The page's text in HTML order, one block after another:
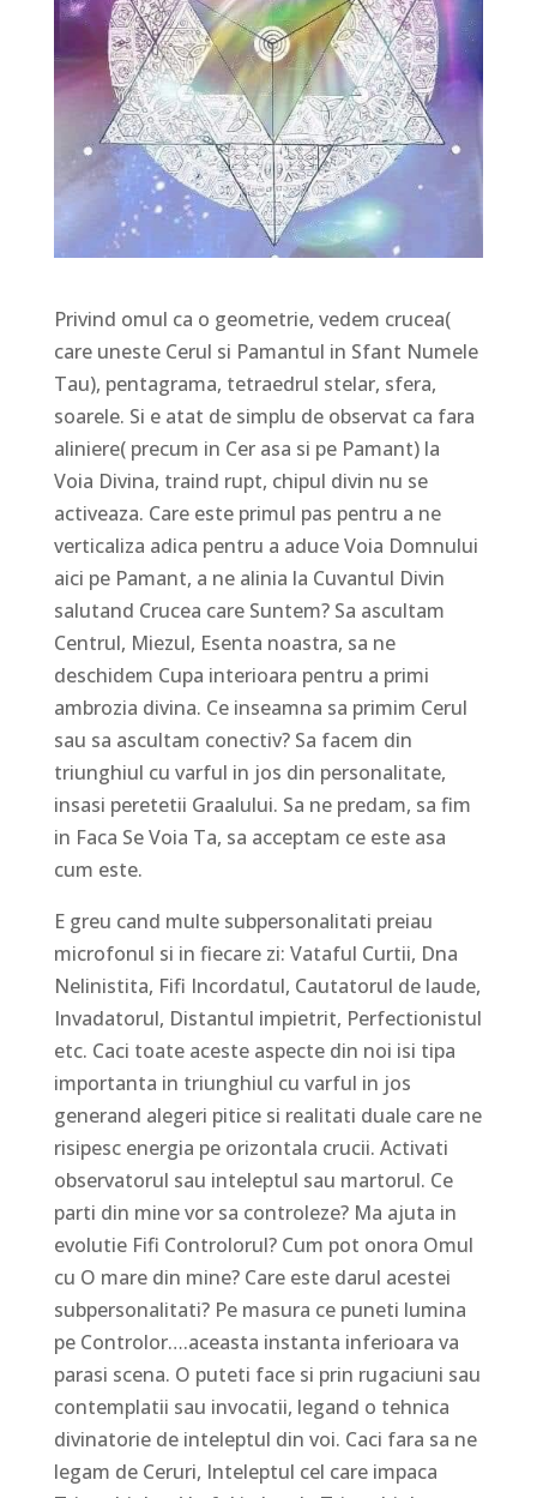
Privind omul ca o geometrie, vedem crucea(
care uneste Cerul si Pamantul in Sfant Numele
Tau), pentagrama, tetraedrul stelar, sfera,
soarele. Si e atat de simplu de observat ca fara
aliniere( precum in Cer asa si pe Pamant) la
Voia Divina, traind rupt, chipul divin nu se
activeaza. Care este primul pas pentru a ne
verticaliza adica pentru a aduce Voia Domnului
aici pe Pamant, a ne alinia la Cuvantul Divin
salutand Crucea care Suntem? Sa ascultam
Centrul, Miezul, Esenta noastra, sa ne
deschidem Cupa interioara pentru a primi
ambrozia divina. Ce inseamna sa primim Cerul
sau sa ascultam conectiv? Sa facem din
triunghiul cu varful in jos din personalitate,
insasi peretetii Graalului. Sa ne predam, sa fim
in Faca Se Voia Ta, sa acceptam ce este asa
cum este.
E greu cand multe subpersonalitati preiau
microfonul si in fiecare zi: Vataful Curtii, Dna
Nelinistita, Fifi Incordatul, Cautatorul de laude,
Invadatorul, Distantul impietrit, Perfectionistul
etc. Caci toate aceste aspecte din noi isi tipa
importanta in triunghiul cu varful in jos
generand alegeri pitice si realitati duale care ne
risipesc energia pe orizontala crucii. Activati
observatorul sau inteleptul sau martorul. Ce
parti din mine vor sa controleze? Ma ajuta in
evolutie Fifi Controlorul? Cum pot onora Omul
cu O mare din mine? Care este darul acestei
subpersonalitati? Pe masura ce puneti lumina
pe Controlor….aceasta instanta inferioara va
parasi scena. O puteti face si prin rugaciuni sau
contemplatii sau invocatii, legand o tehnica
divinatorie de inteleptul din voi. Caci fara sa ne
legam de Ceruri, Inteleptul cel care impaca